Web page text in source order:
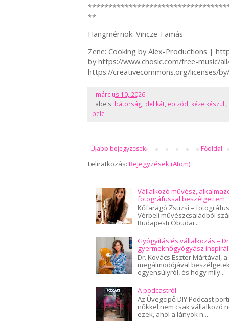
**
Hangmérnök: Vincze Tamás
Zene: Cooking by Alex-Productions |
by https://www.chosic.com/free-music/
https://creativecommons.org/licenses/
- március 10, 2026
Labels: bátorság, delikát, epizód, kézelkészült,
bele
Újabb bejegyzések Főoldal
Feliratkozás: Bejegyzések (Atom)
Vállalkozó művész,
fotográfussal beszélgettem
Kőfaragó Zsuzsi –
Vérbeli művészcsaládból
Budapesti Óbudai...
Gyógyítás és vállalkozás –
gyermeknőgyógyász
Dr. Kovács Eszter Mártával,
megálmodójával
egyensúlyról, és hogy mily...
A podcastról
Az Üvegcipő DIY Podcast
nőkkel nem csak vállalkozó
ezek, ahol a lányok n...